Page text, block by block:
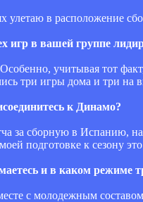
улетаю в расположение
игр в вашей группе
учитывая тот
три игры дома и три на
к Динамо?
за сборную в Испанию,
подготовке к сезону
и в каком режиме
с молодежным